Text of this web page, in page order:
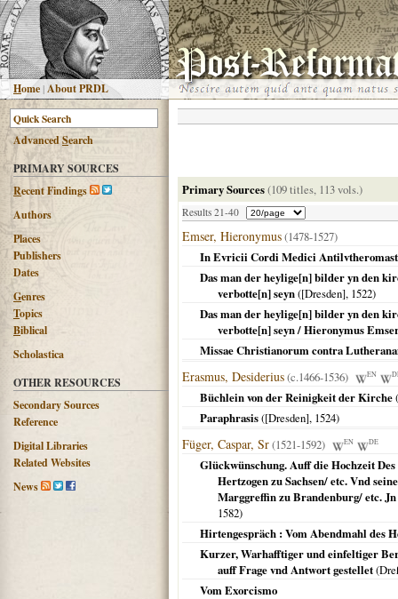
Home |About PRDL
AdvancedSearch
PRIMARY SOURCES
Recent Findings
Authors
Places
Publishers
Dates
Genres
Topics
Biblical
Scholastica
OTHER RESOURCES
Secondary Sources
Reference
Digital Libraries
Related Websites
News
Primary Sources(109 titles, 113 vols.)
Results 21-40
Emser, Hieronymus(1478-1527)
In Evricii Cordi Medici
Das man der heylige[n] bilder yn den
verbotte[n] seyn([Dresden], 1522)
Das man der heylige[n] bilder yn den
verbotte[n] seyn / Hieronymus
Missae Christianorum contra
Erasmus, Desiderius(c.1466-1536) EN
Büchlein von der Reinigkeit der Kirche(
Paraphrasis([Dresden], 1524)
Füger, Caspar, Sr(1521-1592) EN DE
Glückwünschung. Auff die Hochzeit
Hertzogen zu Sachsen/ etc. Vnd
Marggreffin zu Brandenburg/ etc.
1582)
Hirtengespräch : Vom Abendmahl des
Kurzer, Warhafftiger und einfeltiger
auff Frage vnd Antwort gestellet(
Vom Exorcismo